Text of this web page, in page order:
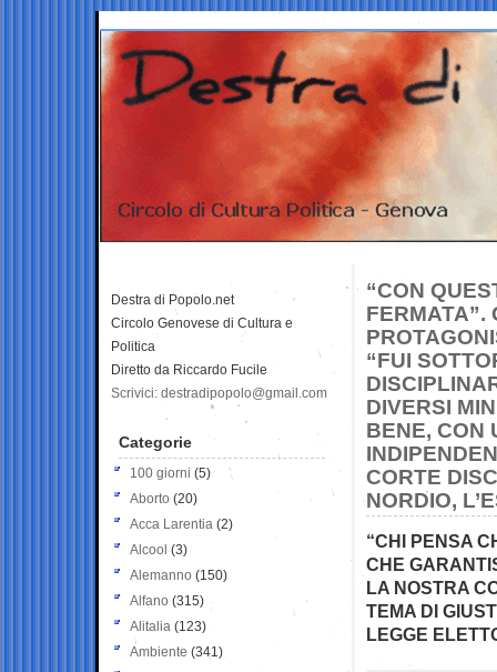
“CON
FERMATA”.
“FUI
DIVERSI
BENE, CON
CORTE
NORDIO,
“CHI PENSA
CHE
LA NOSTRA
TEMA DI
LEGGE
Destra di Popolo.net
Circolo Genovese di Cultura e
Politica
Diretto da Riccardo Fucile
Scrivici: destradipopolo@gmail.com
Categorie
100 giorni (5)
Aborto (20)
Acca Larentia (2)
Alcool (3)
Alemanno (150)
Alfano (315)
Alitalia (123)
Ambiente (341)